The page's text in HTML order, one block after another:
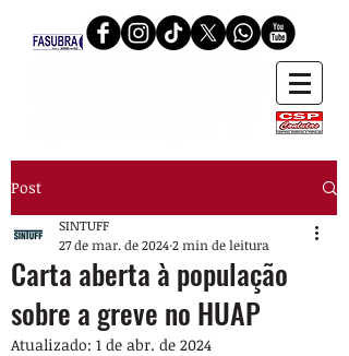
Post
Carta aberta à população
sobre a greve no HUAP
SINTUFF
27 de mar. de 20242 min de leitura
Atualizado: 1 de abr. de 2024